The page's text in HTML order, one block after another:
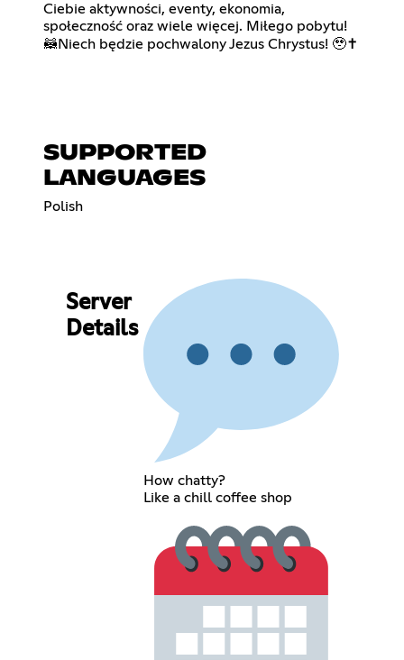
Ciebie aktywności, eventy, ekonomia,
społeczność oraz wiele więcej. Miłego pobytu!
🦝Niech będzie pochwalony Jezus Chrystus! 🥹✝
SUPPORTED
LANGUAGES
Polish
Server
Details
How chatty?
Like a chill coffee shop